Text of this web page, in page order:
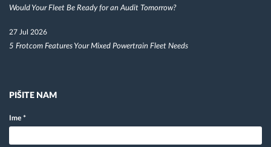
Would Your Fleet Be Ready for an Audit Tomorrow?
27 Jul 2026
5 Frotcom Features Your Mixed Powertrain Fleet Needs
PIŠITE NAM
Ime *